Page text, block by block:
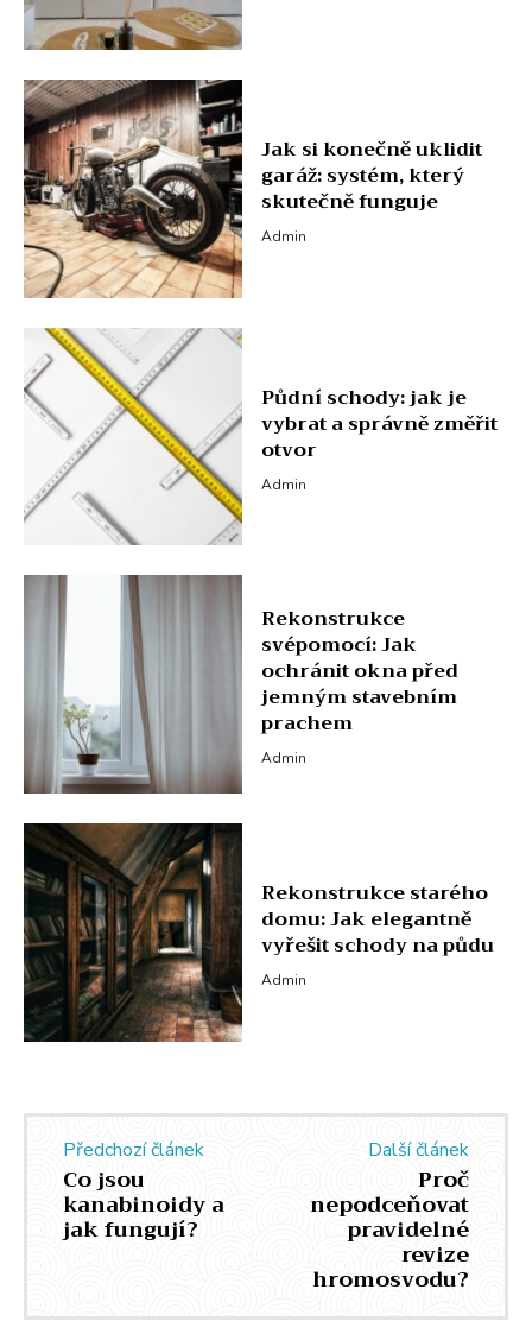
Jak si konečně uklidit
garáž: systém, který
skutečně funguje
Admin
Půdní schody: jak je
vybrat a správně změřit
otvor
Admin
Rekonstrukce
svépomocí: Jak
ochránit okna před
jemným stavebním
prachem
Admin
Rekonstrukce starého
domu: Jak elegantně
vyřešit schody na půdu
Admin
Předchozí článek
Co jsou
kanabinoidy a
jak fungují?
Další článek
Proč
nepodceňovat
pravidelné
revize
hromosvodu?